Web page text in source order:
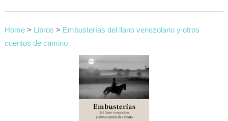
Home> Libros > Embusterías del llano venezolano y otros
cuentos de camino